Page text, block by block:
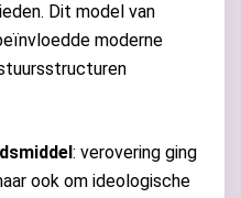
Dit model van
moderne
: verovering ging
ook om ideologische